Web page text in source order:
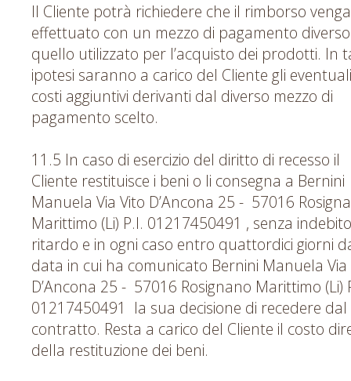
Il Cliente potrà richiedere che il rimborso venga
effettuato con un mezzo di pagamento
quello utilizzato per l’acquisto dei prodotti. In
ipotesi saranno a carico del Cliente gli eventuali
costi aggiuntivi derivanti dal diverso mezzo di
pagamento scelto.
11.5 In caso di esercizio del diritto di recesso il
Cliente restituisce i beni o li consegna a Bernini
Manuela Via Vito D’Ancona 25 - 57016
Marittimo (Li) P.I. 01217450491 , senza indebito
ritardo e in ogni caso entro quattordici giorni
data in cui ha comunicato Bernini Manuela Via
D’Ancona 25 - 57016 Rosignano Marittimo (Li)
01217450491 la sua decisione di recedere dal
contratto. Resta a carico del Cliente il costo
della restituzione dei beni.